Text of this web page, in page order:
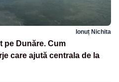
Ionuț Nichita
pe Dunăre. Cum
care ajută centrala de la